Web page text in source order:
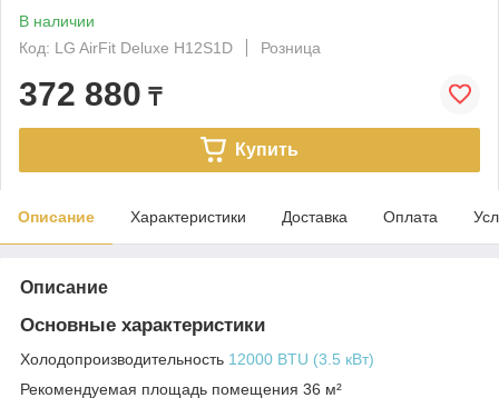
В наличии
Код: LG AirFit Deluxe H12S1D
Розница
372 880 ₸
Купить
Описание Характеристики Доставка Оплата
Описание
Основные характеристики
Холодопроизводительность 12000 BTU (3.5 кВт)
Рекомендуемая площадь помещения 36 м²